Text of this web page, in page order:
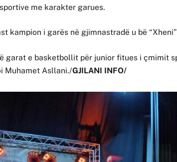
me karakter garues.
kampion i garës në gjimnastradë u bë
garat e basketbollit për junior fitues i çmimit
Muhamet Asllani./GJILANI INFO/